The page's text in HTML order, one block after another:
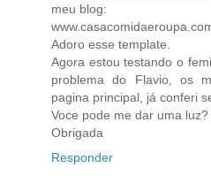
meu blog:
Adoro esse template.
Agora estou testando o
problema do Flavio, os
pagina principal, já conferi
Voce pode me dar uma luz?
Obrigada
Responder